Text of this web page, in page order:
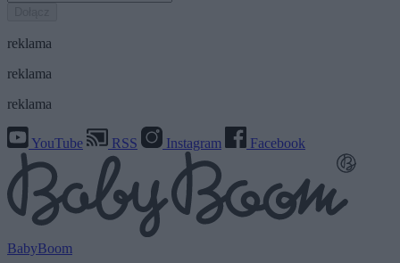
reklama
reklama
reklama
YouTube RSS Instagram Facebook
BabyBoom